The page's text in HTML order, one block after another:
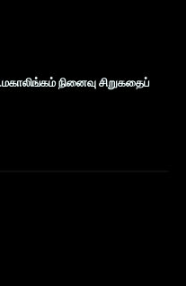
நினைவு சிறுகதைப்